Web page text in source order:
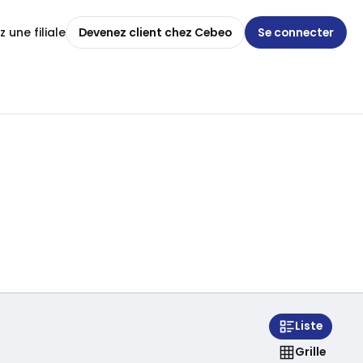
une filiale Devenez client chez Cebeo Se connecter
Liste
Grille